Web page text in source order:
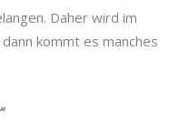
Daher wird im
kommt es manches